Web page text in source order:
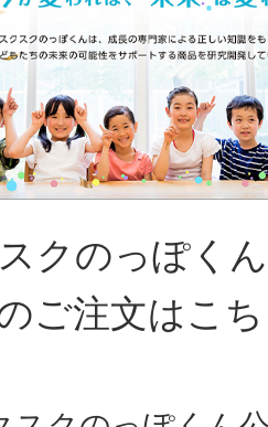
クのっぽくん
ご注文はこ